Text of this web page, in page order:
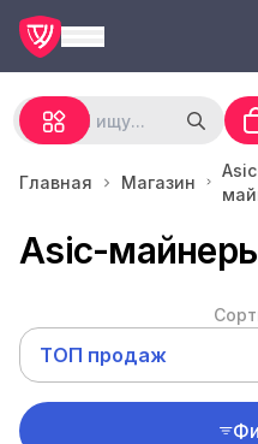
Главная Магазин
Asic-
ТОП продаж